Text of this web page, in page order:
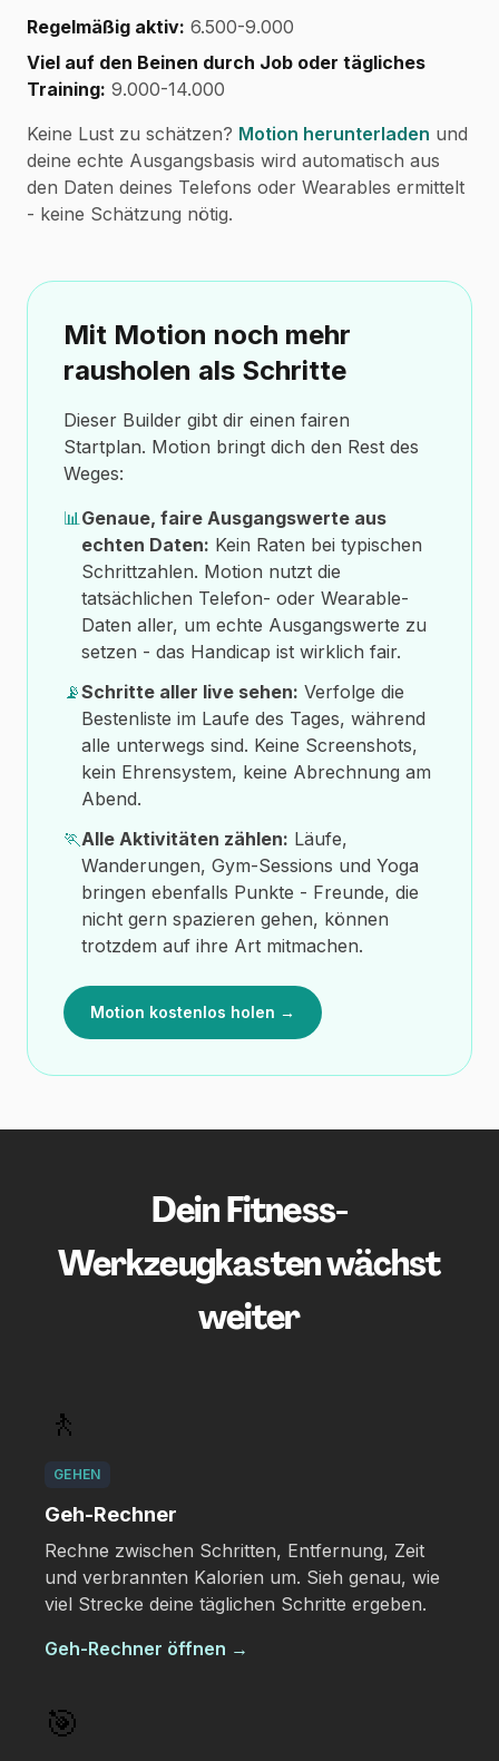
Regelmäßig aktiv: 6.500-9.000
Viel auf den Beinen durch Job oder tägliches
Training: 9.000-14.000
Keine Lust zu schätzen? Motion herunterladen und
deine echte Ausgangsbasis wird automatisch aus
den Daten deines Telefons oder Wearables ermittelt
- keine Schätzung nötig.
Mit Motion noch mehr
rausholen als Schritte
Dieser Builder gibt dir einen fairen
Startplan. Motion bringt dich den Rest des
Weges:
📊Genaue, faire Ausgangswerte aus
echten Daten: Kein Raten bei typischen
Schrittzahlen. Motion nutzt die
tatsächlichen Telefon- oder Wearable-
Daten aller, um echte Ausgangswerte zu
setzen - das Handicap ist wirklich fair.
📡Schritte aller live sehen: Verfolge die
Bestenliste im Laufe des Tages, während
alle unterwegs sind. Keine Screenshots,
kein Ehrensystem, keine Abrechnung am
Abend.
🏃Alle Aktivitäten zählen: Läufe,
Wanderungen, Gym-Sessions und Yoga
bringen ebenfalls Punkte - Freunde, die
nicht gern spazieren gehen, können
trotzdem auf ihre Art mitmachen.
Motion kostenlos holen →
Dein Fitness-
Werkzeugkasten wächst
weiter
🚶
GEHEN
Geh-Rechner
Rechne zwischen Schritten, Entfernung, Zeit
und verbrannten Kalorien um. Sieh genau, wie
viel Strecke deine täglichen Schritte ergeben.
Geh-Rechner öffnen →
🎯